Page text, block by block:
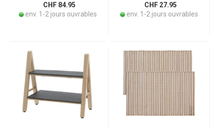
41×24×6 cm
CHF 84.95
env. 1-2 jours ouvrables
CHF 27.95
env. 1-2 jours ouvrables